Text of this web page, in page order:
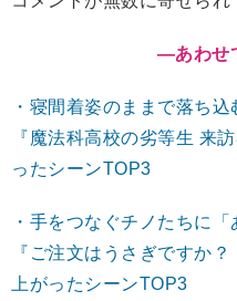
―あわせ
・寝間着姿のままで落ち
『魔法科高校の劣等生 来
ったシーンTOP3
・手をつなぐチノたちに
『ご注文はうさぎですか
上がったシーンTOP3